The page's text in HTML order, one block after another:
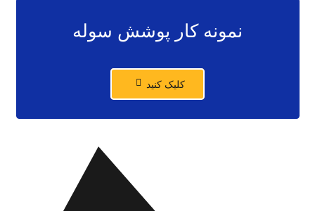
نمونه کار پوشش سوله
کلیک کنید